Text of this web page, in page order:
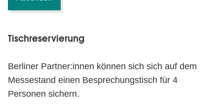
Tischreservierung
Berliner Partner:innen können sich sich auf dem
Messestand einen Besprechungstisch für 4
Personen sichern.